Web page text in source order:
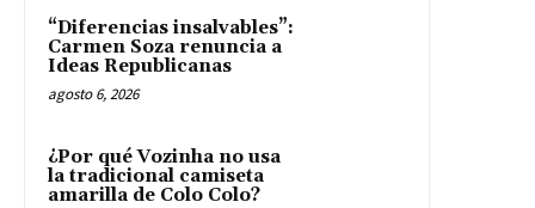
“Diferencias insalvables”:
Carmen Soza renuncia a
Ideas Republicanas
agosto 6, 2026
¿Por qué Vozinha no usa
la tradicional camiseta
amarilla de Colo Colo?